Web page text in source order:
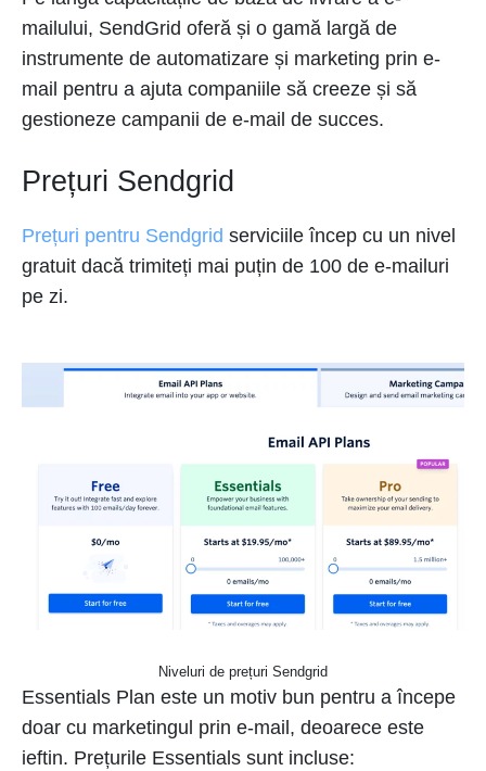
mailului, SendGrid oferă și o gamă largă de
instrumente de automatizare și marketing prin e-
mail pentru a ajuta companiile să creeze și să
gestioneze campanii de e-mail de succes.
Prețuri Sendgrid
Prețuri pentru Sendgrid serviciile încep cu un nivel
gratuit dacă trimiteți mai puțin de 100 de e-mailuri
pe zi.
Niveluri de prețuri Sendgrid
Essentials Plan este un motiv bun pentru a începe
doar cu marketingul prin e-mail, deoarece este
ieftin. Prețurile Essentials sunt incluse: